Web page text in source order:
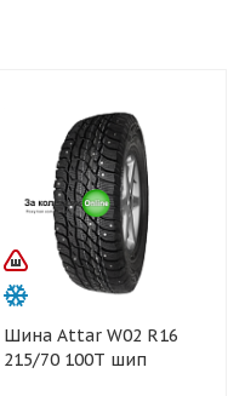
Шина Attar W02 R16
215/70 100Т шип